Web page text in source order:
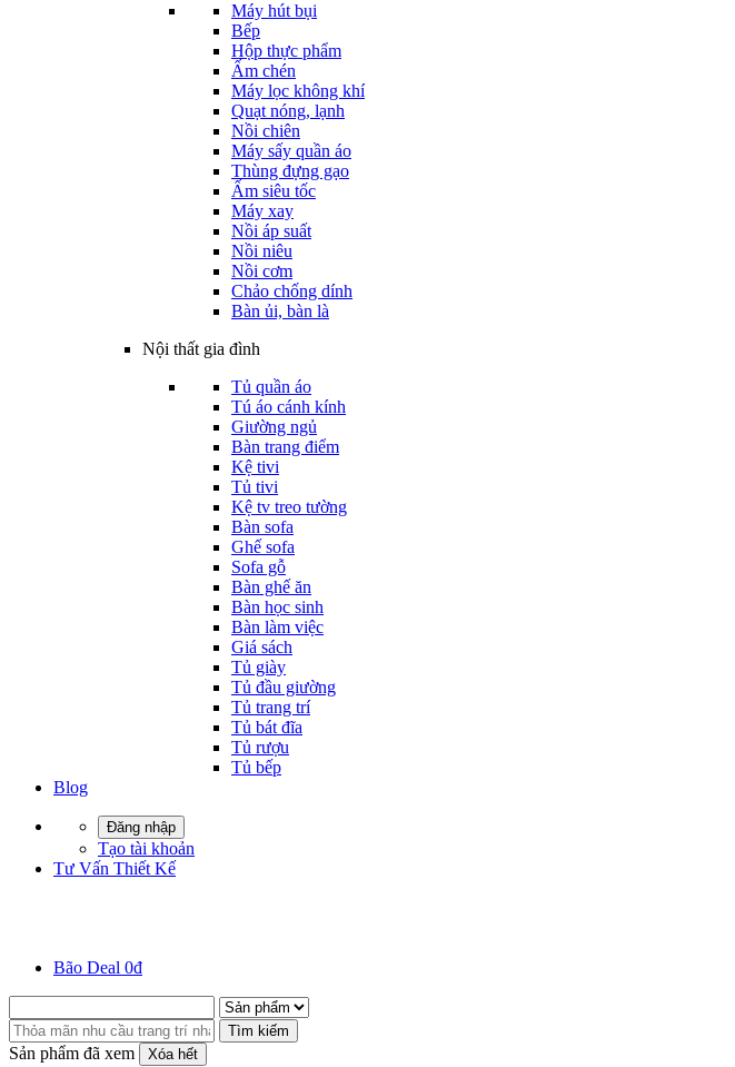
Máy hút bụi
Bếp
Hộp thực phẩm
Ấm chén
Máy lọc không khí
Quạt nóng, lạnh
Nồi chiên
Máy sấy quần áo
Thùng đựng gạo
Ấm siêu tốc
Máy xay
Nồi áp suất
Nồi niêu
Nồi cơm
Chảo chống dính
Bàn ủi, bàn là
Nội thất gia đình
Tủ quần áo
Tú áo cánh kính
Giường ngủ
Bàn trang điểm
Kệ tivi
Tủ tivi
Kệ tv treo tường
Bàn sofa
Ghế sofa
Sofa gỗ
Bàn ghế ăn
Bàn học sinh
Bàn làm việc
Giá sách
Tủ giày
Tủ đầu giường
Tủ trang trí
Tủ bát đĩa
Tủ rượu
Tủ bếp
Blog
Đăng nhập
Tạo tài khoản
Tư Vấn Thiết Kế
Bão Deal 0đ
Tìm kiếm
Sản phẩm đã xem Xóa hết